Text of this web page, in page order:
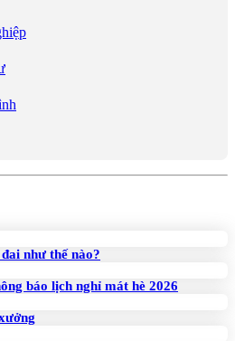
như thế nào?
báo lịch nghỉ mát hè 2026